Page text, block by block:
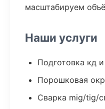
масштабируем
Наши услуги
Подготовка кд
Порошковая
Сварка mig/tig/